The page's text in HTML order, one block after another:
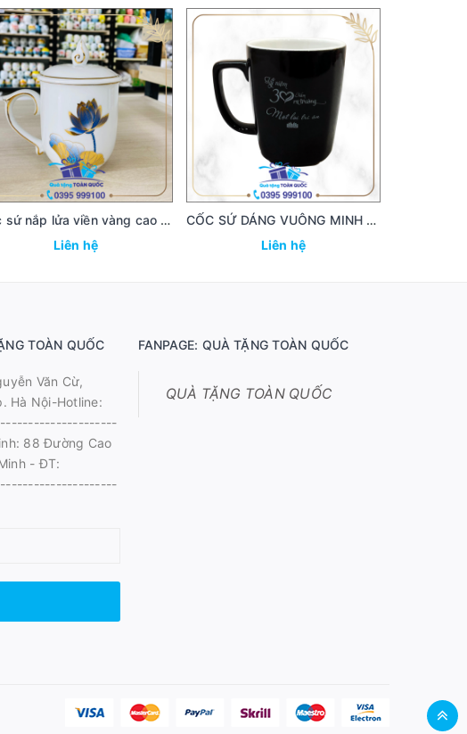
Cốc sứ nắp lửa viền vàng cao cấp 34
Liên hệ
CỐC SỨ DÁNG VUÔNG MINH LONG 21
Liên hệ
TOÀN QUỐC
Văn Cừ,
Hà Nội-Hotline:
88 Đường Cao
- ĐT:
FANPAGE: QUÀ TẶNG TOÀN QUỐC
QUÀ TẶNG TOÀN QUỐC